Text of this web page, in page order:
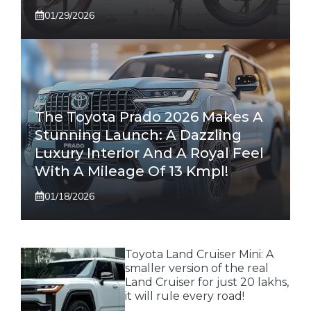
01/29/2026
The Toyota Prado 2026 Makes A
Stunning Launch: A Dazzling
Luxury Interior And A Royal Feel
With A Mileage Of 13 Kmpl!
01/18/2026
Toyota Land Cruiser Mini: A
smaller version of the real
Land Cruiser for just 20 lakhs,
it will rule every road!